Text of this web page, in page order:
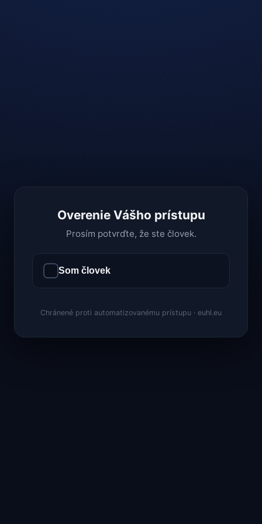
Overenie Vášho prístupu
Prosím potvrďte, že ste človek.
Som človek
Chránené proti automatizovanému prístupu · euhl.eu